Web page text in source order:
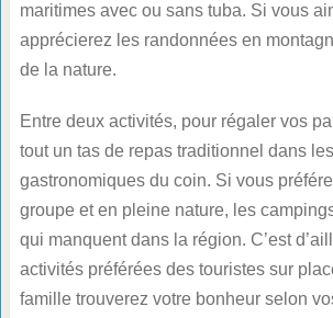
maritimes avec ou sans tuba. Si vous
apprécierez les randonnées en
de la nature.
Entre deux activités, pour régaler vos
tout un tas de repas traditionnel dans
gastronomiques du coin. Si vous
groupe et en pleine nature, les
qui manquent dans la région. C’est
activités préférées des touristes sur
famille trouverez votre bonheur selon